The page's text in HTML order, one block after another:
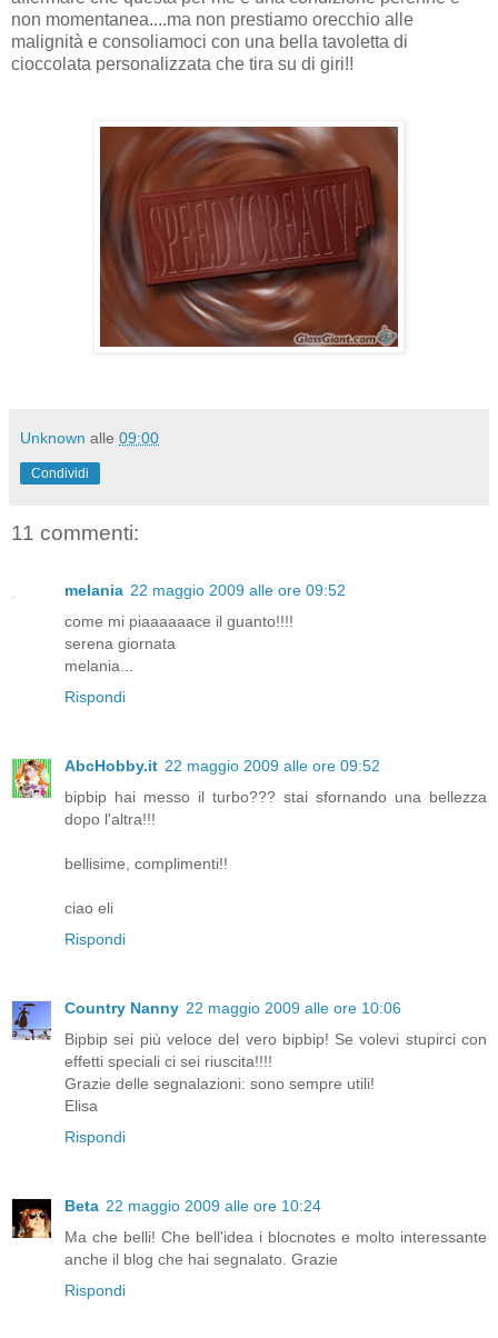
non momentanea....ma non prestiamo orecchio alle
malignità e consoliamoci con una bella tavoletta di
cioccolata personalizzata che tira su di giri!!
Unknown alle 09:00
Condividi
11 commenti:
melania 22 maggio 2009 alle ore 09:52
come mi piaaaaaace il guanto!!!!
serena giornata
melania...
Rispondi
AbcHobby.it 22 maggio 2009 alle ore 09:52
bipbip hai messo il turbo??? stai sfornando una bellezza
dopo l'altra!!!
bellisime, complimenti!!
ciao eli
Rispondi
Country Nanny 22 maggio 2009 alle ore 10:06
Bipbip sei più veloce del vero bipbip! Se volevi stupirci con
effetti speciali ci sei riuscita!!!!
Grazie delle segnalazioni: sono sempre utili!
Elisa
Rispondi
Beta 22 maggio 2009 alle ore 10:24
Ma che belli! Che bell'idea i blocnotes e molto interessante
anche il blog che hai segnalato. Grazie
Rispondi